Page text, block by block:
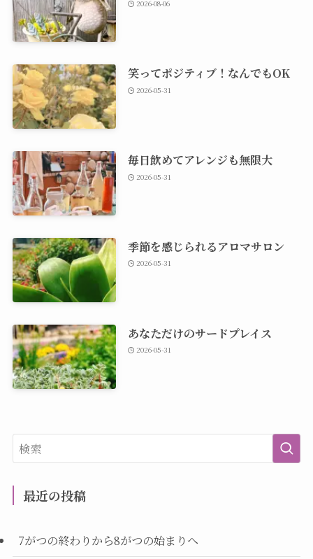
2026-08-06
笑ってポジティブ！なんでもOK
2026-05-31
毎日飲めてアレンジも無限大
2026-05-31
季節を感じられるアロマサロン
2026-05-31
あなただけのサードプレイス
2026-05-31
最近の投稿
7がつの終わりから8がつの始まりへ